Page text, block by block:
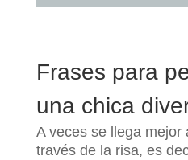
Frases para
una chica
A veces se llega mejor
través de la risa, es